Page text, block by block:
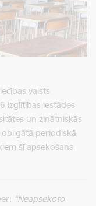
valsts
izglītības iestādes
un zinātniskās
periodiskā
šī apsekošana
“Neapsekoto